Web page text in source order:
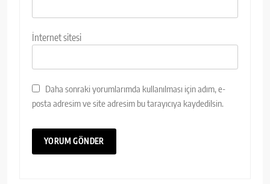
İnternet sitesi
Daha sonraki yorumlarımda kullanılması için adım, e-
posta adresim ve site adresim bu tarayıcıya kaydedilsin.